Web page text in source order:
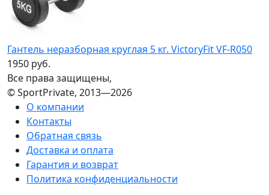
Гантель неразборная круглая 5 кг. VictoryFit VF-R050
1950 руб.
Все права защищены,
© SportPrivate, 2013—2026
О компании
Контакты
Обратная связь
Доставка и оплата
Гарантия и возврат
Политика конфиденциальности